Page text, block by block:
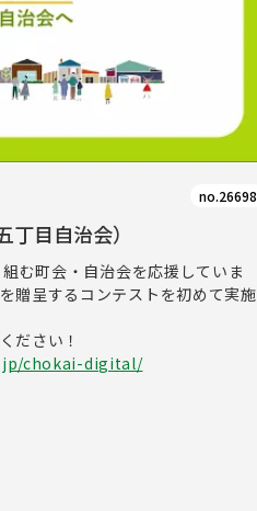
no.26698
目自治会）
む町会・自治会を応援していま
贈呈するコンテストを初めて実施
ださい！
chokai-digital/